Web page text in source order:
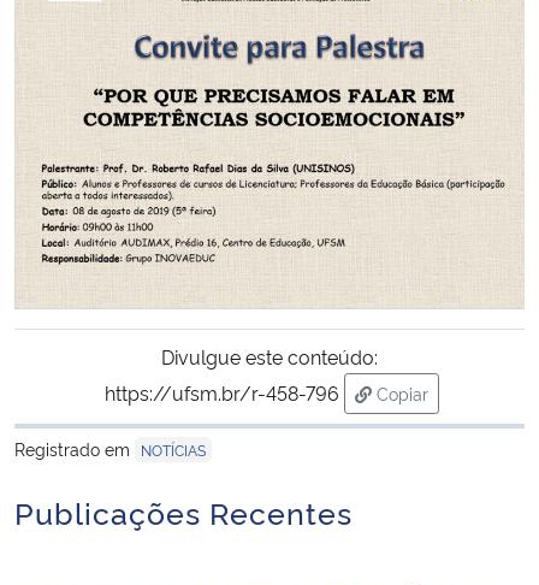
Ministério do Meio Ambiente
Ministério do Desenvolvimento Regional
Controladoria-Geral da União
Ministério da Mulher, da Família e dos Direitos Humanos
Secretaria-Geral
Secretaria de Governo
Gabinete de Segurança Institucional
Advocacia-Geral da União
Divulgue este conteúdo:
https://ufsm.br/r-458-796
Copiar
para área de
Registrado em
NOTÍCIAS
Publicações Recentes